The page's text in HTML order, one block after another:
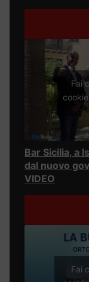
Fai
Bar Sicilia, a
dal nuovo
VIDEO
Fai